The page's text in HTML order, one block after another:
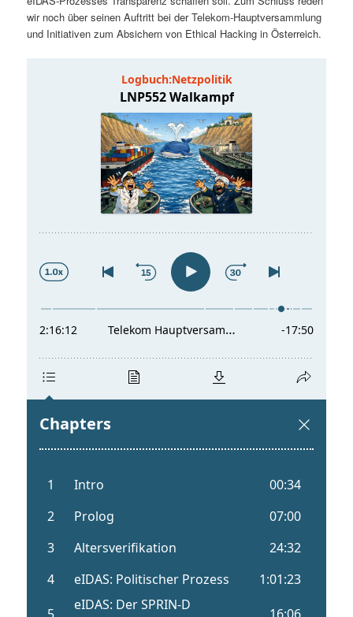
s
ng
n
wir noch über seinen Auftritt bei der Telekom-Hauptversammlung
und Initiativen zum Absichern von Ethical Hacking in Österreich.